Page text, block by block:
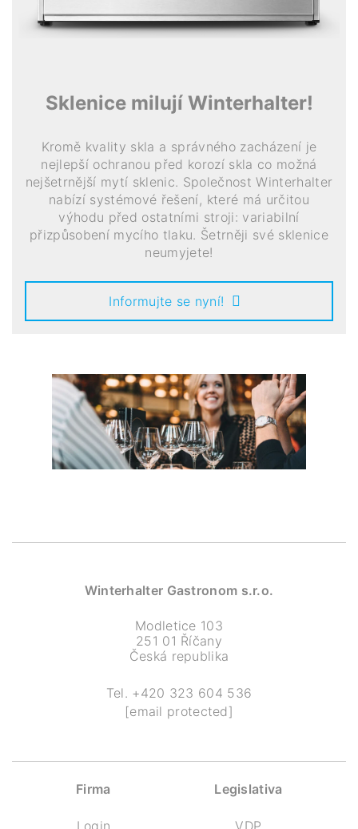
Sklenice milují Winterhalter!
Kromě kvality skla a správného zacházení je
nejlepší ochranou před korozí skla co možná
nejšetrnější mytí sklenic. Společnost Winterhalter
nabízí systémové řešení, které má určitou
výhodu před ostatními stroji: variabilní
přizpůsobení mycího tlaku. Šetrněji své sklenice
neumyjete!
Informujte se nyní!
Winterhalter Gastronom s.r.o.
Modletice 103
251 01 Říčany
Česká republika
Tel. +420 323 604 536
[email protected]
Firma
Login
Legislativa
VDP